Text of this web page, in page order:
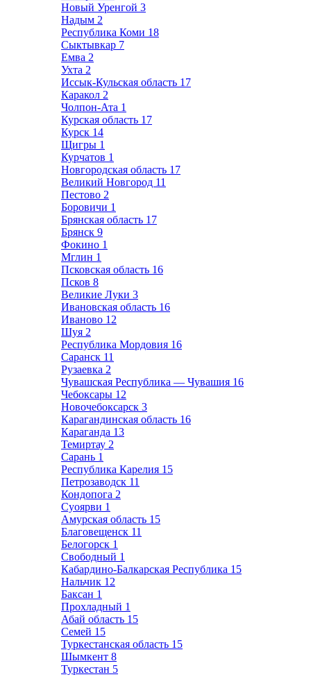
Новый Уренгой 3
Надым 2
Республика Коми 18
Сыктывкар 7
Емва 2
Ухта 2
Иссык-Кульская область 17
Каракол 2
Чолпон-Ата 1
Курская область 17
Курск 14
Щигры 1
Курчатов 1
Новгородская область 17
Великий Новгород 11
Пестово 2
Боровичи 1
Брянская область 17
Брянск 9
Фокино 1
Мглин 1
Псковская область 16
Псков 8
Великие Луки 3
Ивановская область 16
Иваново 12
Шуя 2
Республика Мордовия 16
Саранск 11
Рузаевка 2
Чувашская Республика — Чувашия 16
Чебоксары 12
Новочебоксарск 3
Карагандинская область 16
Караганда 13
Темиртау 2
Сарань 1
Республика Карелия 15
Петрозаводск 11
Кондопога 2
Суоярви 1
Амурская область 15
Благовещенск 11
Белогорск 1
Свободный 1
Кабардино-Балкарская Республика 15
Нальчик 12
Баксан 1
Прохладный 1
Абай область 15
Семей 15
Туркестанская область 15
Шымкент 8
Туркестан 5